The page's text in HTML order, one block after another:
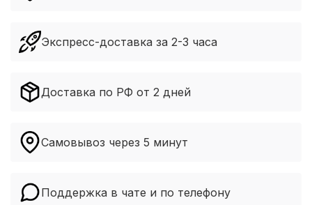
Экспресс-доставка за 2-3 часа
Доставка по РФ от 2 дней
Самовывоз через 5 минут
Поддержка в чате и по телефону